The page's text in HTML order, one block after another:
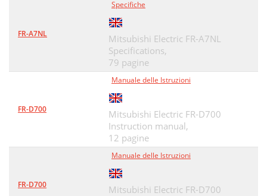
FR-A7NL
Specifiche
Mitsubishi Electric FR-A7NL
Specifications,
79 pagine
FR-D700
Manuale delle Istruzioni
Mitsubishi Electric FR-D700
Instruction manual,
12 pagine
FR-D700
Manuale delle Istruzioni
Mitsubishi Electric FR-D700